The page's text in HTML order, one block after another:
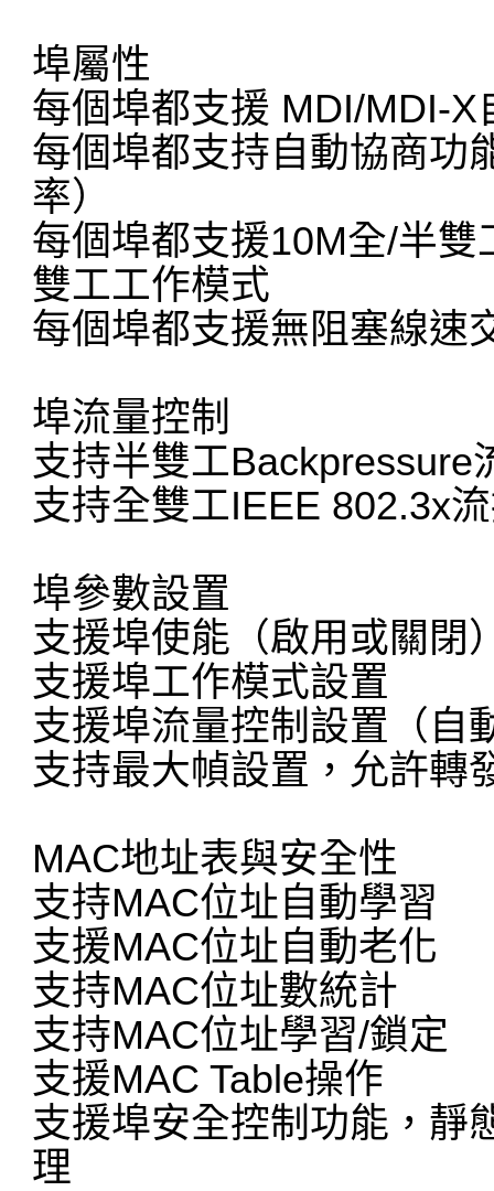
埠屬性
每個埠都支援 MDI/MDI-X
每個埠都支持自動協商功
率）
每個埠都支援10M全/半
雙工工作模式
每個埠都支援無阻塞線速
埠流量控制
支持半雙工Backpressure
支持全雙工IEEE 802.3x
埠參數設置
支援埠使能（啟用或關閉
支援埠工作模式設置
支援埠流量控制設置（自
支持最大幀設置，允許轉
MAC地址表與安全性
支持MAC位址自動學習
支援MAC位址自動老化
支持MAC位址數統計
支持MAC位址學習/鎖定
支援MAC Table操作
支援埠安全控制功能，靜
理